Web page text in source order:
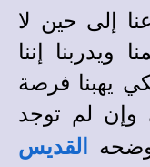
إلى حين لا
ويدربنا إننا
يهبنا فرصة
وإن لم توجد
القديس